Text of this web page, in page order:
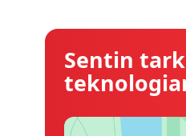
Sentin